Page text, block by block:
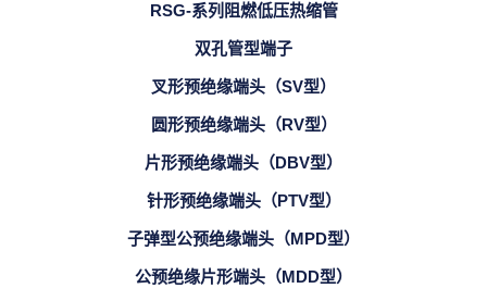
RSG-系列阻燃低压热缩管
双孔管型端子
叉形预绝缘端头（SV型）
圆形预绝缘端头（RV型）
片形预绝缘端头（DBV型）
针形预绝缘端头（PTV型）
子弹型公预绝缘端头（MPD型）
公预绝缘片形端头（MDD型）